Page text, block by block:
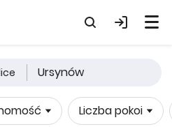
Ursynów
Liczba pokoi